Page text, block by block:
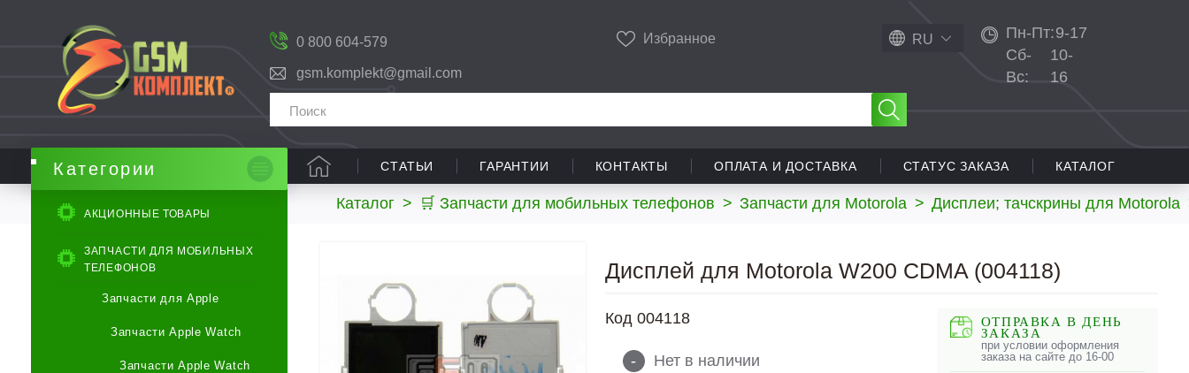
0 800 604-579
gsm.komplekt@gmail.com
Избранное RU Пн-Пт:9-17
Сб-
Вс:
10-
16
СТАТЬИ ГАРАНТИИ КОНТАКТЫ ОПЛАТА И ДОСТАВКА СТАТУС ЗАКАЗА КАТАЛОГ
Каталог > 🛒 Запчасти для мобильных телефонов > Запчасти для Motorola > Дисплеи; тачскрины для Motorola
Категории
АКЦИОННЫЕ ТОВАРЫ
ЗАПЧАСТИ ДЛЯ МОБИЛЬНЫХ
ТЕЛЕФОНОВ
Запчасти для Apple
Запчасти Apple Watch
Запчасти Apple Watch
Дисплей для Motorola W200 CDMA (004118)
Код 004118
- Нет в наличии
ОТПРАВКА В ДЕНЬ
ЗАКАЗА
при условии оформления
заказа на сайте до 16-00